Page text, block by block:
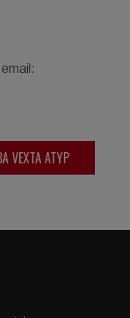
email:
VEXTA ATYP